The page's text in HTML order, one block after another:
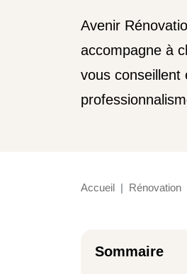
Avenir
accompagne à
vous conseillent
Accueil Rénovation
Sommaire